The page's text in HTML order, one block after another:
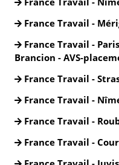
France Travail -
France Travail -
Brancion - AVS-
France Travail -
France Travail -
France Travail -
France Travail -